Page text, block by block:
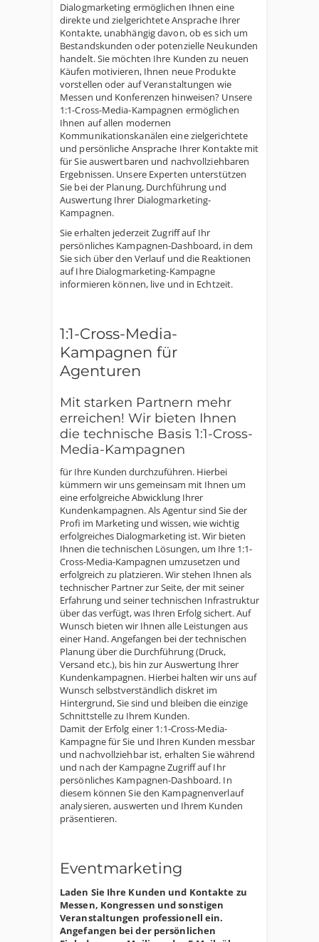
Dialogmarketing ermöglichen Ihnen eine
direkte und zielgerichtete Ansprache Ihrer
Kontakte, unabhängig davon, ob es sich um
Bestandskunden oder potenzielle Neukunden
handelt. Sie möchten Ihre Kunden zu neuen
Käufen motivieren, Ihnen neue Produkte
vorstellen oder auf Veranstaltungen wie
Messen und Konferenzen hinweisen? Unsere
1:1-Cross-Media-Kampagnen ermöglichen
Ihnen auf allen modernen
Kommunikationskanälen eine zielgerichtete
und persönliche Ansprache Ihrer Kontakte mit
für Sie auswertbaren und nachvollziehbaren
Ergebnissen. Unsere Experten unterstützen
Sie bei der Planung, Durchführung und
Auswertung Ihrer Dialogmarketing-
Kampagnen.
Sie erhalten jederzeit Zugriff auf Ihr
persönliches Kampagnen-Dashboard, in dem
Sie sich über den Verlauf und die Reaktionen
auf Ihre Dialogmarketing-Kampagne
informieren können, live und in Echtzeit.
1:1-Cross-Media-
Kampagnen für
Agenturen
Mit starken Partnern mehr
erreichen! Wir bieten Ihnen
die technische Basis 1:1-Cross-
Media-Kampagnen
für Ihre Kunden durchzuführen. Hierbei
kümmern wir uns gemeinsam mit Ihnen um
eine erfolgreiche Abwicklung Ihrer
Kundenkampagnen. Als Agentur sind Sie der
Profi im Marketing und wissen, wie wichtig
erfolgreiches Dialogmarketing ist. Wir bieten
Ihnen die technischen Lösungen, um Ihre 1:1-
Cross-Media-Kampagnen umzusetzen und
erfolgreich zu platzieren. Wir stehen Ihnen als
technischer Partner zur Seite, der mit seiner
Erfahrung und seiner technischen Infrastruktur
über das verfügt, was Ihren Erfolg sichert. Auf
Wunsch bieten wir Ihnen alle Leistungen aus
einer Hand. Angefangen bei der technischen
Planung über die Durchführung (Druck,
Versand etc.), bis hin zur Auswertung Ihrer
Kundenkampagnen. Hierbei halten wir uns auf
Wunsch selbstverständlich diskret im
Hintergrund, Sie sind und bleiben die einzige
Schnittstelle zu Ihrem Kunden.
Damit der Erfolg einer 1:1-Cross-Media-
Kampagne für Sie und Ihren Kunden messbar
und nachvollziehbar ist, erhalten Sie während
und nach der Kampagne Zugriff auf Ihr
persönliches Kampagnen-Dashboard. In
diesem können Sie den Kampagnenverlauf
analysieren, auswerten und Ihrem Kunden
präsentieren.
Eventmarketing
Laden Sie Ihre Kunden und Kontakte zu
Messen, Kongressen und sonstigen
Veranstaltungen professionell ein.
Angefangen bei der persönlichen